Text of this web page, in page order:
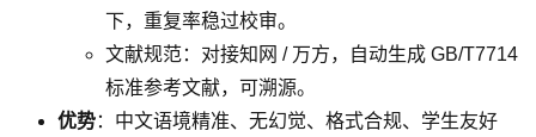
下，重复率稳过校审。
文献规范：对接知网 / 万方，自动生成 GB/T7714
标准参考文献，可溯源。
优势：中文语境精准、无幻觉、格式合规、学生友好